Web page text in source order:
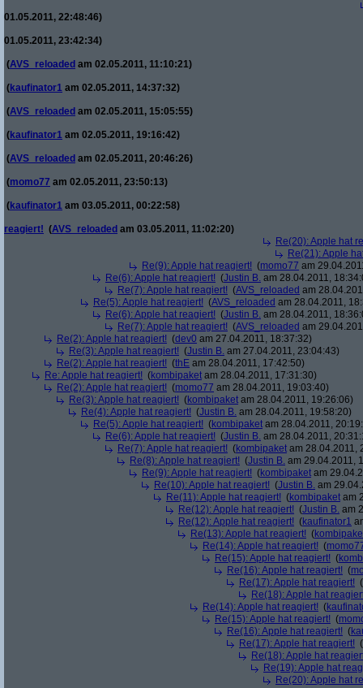
01.05.2011, 22:48:46)
01.05.2011, 23:42:34)
(AVS_reloaded am 02.05.2011, 11:10:21)
(kaufinator1 am 02.05.2011, 14:37:32)
(AVS_reloaded am 02.05.2011, 15:05:55)
(kaufinator1 am 02.05.2011, 19:16:42)
(AVS_reloaded am 02.05.2011, 20:46:26)
(momo77 am 02.05.2011, 23:50:13)
(kaufinator1 am 03.05.2011, 00:22:58)
reagiert! (AVS_reloaded am 03.05.2011, 11:02:20)
Re(20): Apple hat
Re(21): Apple
Re(9): Apple hat reagiert! (momo77 am
Re(6): Apple hat reagiert! (Justin B. am 28.04.2011,
Re(7): Apple hat reagiert! (AVS_reloaded am
Re(5): Apple hat reagiert! (AVS_reloaded am 28.04.2011,
Re(6): Apple hat reagiert! (Justin B. am 28.04.2011,
Re(7): Apple hat reagiert! (AVS_reloaded am
Re(2): Apple hat reagiert! (dev0 am 27.04.2011, 18:37:32)
Re(3): Apple hat reagiert! (Justin B. am 27.04.2011, 23:04:43)
Re(2): Apple hat reagiert! (thE am 28.04.2011, 17:42:50)
Re: Apple hat reagiert! (kombipaket am 28.04.2011, 17:31:30)
Re(2): Apple hat reagiert! (momo77 am 28.04.2011, 19:03:40)
Re(3): Apple hat reagiert! (kombipaket am 28.04.2011, 19:26:06)
Re(4): Apple hat reagiert! (Justin B. am 28.04.2011, 19:58:20)
Re(5): Apple hat reagiert! (kombipaket am 28.04.2011,
Re(6): Apple hat reagiert! (Justin B. am 28.04.2011,
Re(7): Apple hat reagiert! (kombipaket am 28.04.2011,
Re(8): Apple hat reagiert! (Justin B. am 29.04.2011,
Re(9): Apple hat reagiert! (kombipaket am
Re(10): Apple hat reagiert! (Justin B. am
Re(11): Apple hat reagiert! (kombipaket am
Re(12): Apple hat reagiert! (Justin B. am
Re(12): Apple hat reagiert! (kaufinator1
Re(13): Apple hat reagiert! (
Re(14): Apple hat reagiert! (
Re(15): Apple hat reagiert! (
Re(16): Apple hat reagiert! (
Re(17): Apple hat reagiert! (
Re(18): Apple hat
Re(14): Apple hat reagiert! (
Re(15): Apple hat reagiert! (
Re(16): Apple hat reagiert! (
Re(17): Apple hat reagiert! (
Re(18): Apple hat
Re(19): Apple hat
Re(20): Apple hat